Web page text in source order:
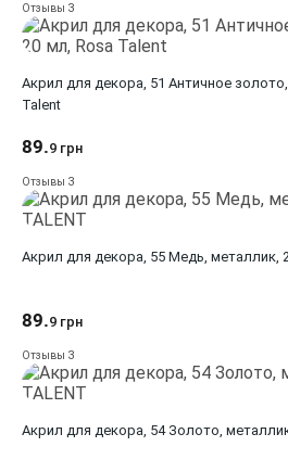
Отзывы 3
Акрил для декора, 51 Античное
Talent
89.9 грн
Отзывы 3
Акрил для декора, 55 Медь, металлик,
89.9 грн
Отзывы 3
Акрил для декора, 54 Золото,